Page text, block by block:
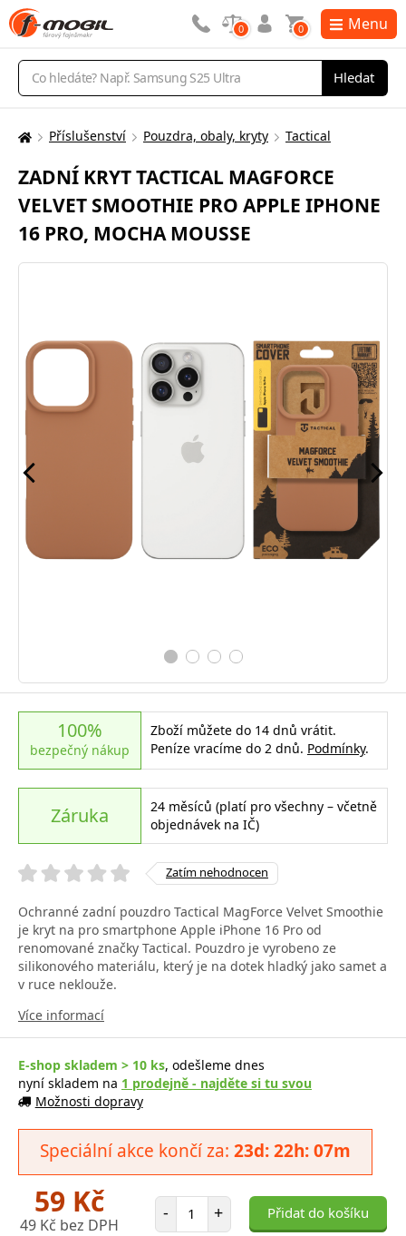
Vyhledávání
Hledat
0 0 Menu
Zde
nacházíte:
Příslušenství Pouzdra, obaly, kryty Tactical
ZADNÍ KRYT TACTICAL MAGFORCE
VELVET SMOOTHIE PRO APPLE IPHONE
16 PRO, MOCHA MOUSSE
100%
bezpečný nákup
Zboží můžete do 14 dnů vrátit.
Peníze vracíme do 2 dnů. Podmínky.
Záruka
24 měsíců (platí pro všechny – včetně
objednávek na IČ)
Zatím nehodnocen
Ochranné zadní pouzdro Tactical MagForce Velvet Smoothie
je kryt na pro smartphone Apple iPhone 16 Pro od
renomované značky Tactical. Pouzdro je vyrobeno ze
silikonového materiálu, který je na dotek hladký jako samet a
v ruce neklouže.
Více informací
E-shop skladem > 10 ks, odešleme dnes
nyní skladem na 1 prodejně - najděte si tu svou
Možnosti dopravy
Speciální akce končí za: 23d: 22h: 07m
59 Kč
49 Kč bez DPH
- Počet položek
+ Přidat do košíku